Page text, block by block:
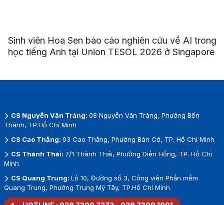
Sinh viên Hoa Sen báo cáo nghiên cứu về AI trong
học tiếng Anh tại Union TESOL 2026 ở Singapore
CS Nguyễn Văn Tráng: 08 Nguyễn Văn Tráng, Phường Bến
Thành, TP.Hồ Chí Minh
CS Cao Thắng: 93 Cao Thắng, Phường Bàn Cờ, TP. Hồ Chí Minh
CS Thành Thái: 7/1 Thành Thái, Phường Diên Hồng, TP. Hồ Chí
Minh
CS Quang Trung: Lô 10, Đường số 3, Công viên Phần mềm
Quang Trung, Phường Trung Mỹ Tây, TP.Hồ Chí Minh